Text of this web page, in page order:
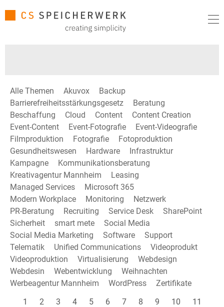
Alle Themen Akuvox
Backup
Barrierefreiheitsstärkungsgesetz
Beratung
Beschaffung
Cloud Content
Content Creation
Event-Content
Event-Fotografie
Event-Videografie
Filmproduktion
Fotografie
Fotoproduktion
Gesundheitswesen
Hardware
Infrastruktur
Kampagne
Kommunikationsberatung
Kreativagentur Mannheim
Leasing
Managed Services
Microsoft 365
Modern Workplace
Monitoring
Netzwerk
PR-Beratung
Recruiting Service Desk
SharePoint
Sicherheit
smart mete
Social Media
Social Media Marketing
Software
Support
Telematik
Unified Communications
Videoprodukt
Videoproduktion
Virtualisierung
Webdesign
Webdesin
Webentwicklung
Weihnachten
Werbeagentur Mannheim
WordPress
Zertifikate
1
2 3 4 5 6 7 8 9 10
11